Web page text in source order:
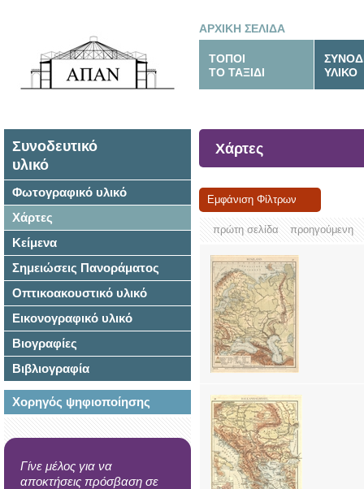
ΑΡΧΙΚΗ ΣΕΛΙΔΑ
ΤΟΠΟΙ
ΤΟ ΤΑΞΙΔΙ
ΥΛΙΚΟ
Συνοδευτικό
υλικό
Φωτογραφικό υλικό
Χάρτες
Κείμενα
Σημειώσεις Πανοράματος
Οπτικοακουστικό υλικό
Εικονογραφικό υλικό
Βιογραφίες
Βιβλιογραφία
Χορηγός ψηφιοποίησης
Γίνε μέλος για να
αποκτήσεις πρόσβαση σε
Χάρτες
Εμφάνιση Φίλτρων
πρώτη σελίδα προηγούμενη